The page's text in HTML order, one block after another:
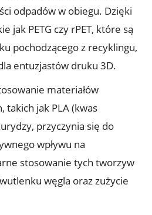
odpadów w obiegu. Dzięki
jak PETG czy rPET, które są
pochodzącego z recyklingu,
entuzjastów druku 3D.
materiałów
takich jak PLA (kwas
przyczynia się do
wpływu na
stosowanie tych tworzyw
węgla oraz zużycie